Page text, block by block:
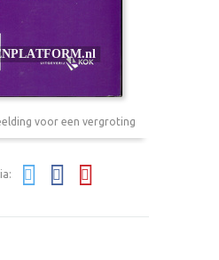
voor een vergroting